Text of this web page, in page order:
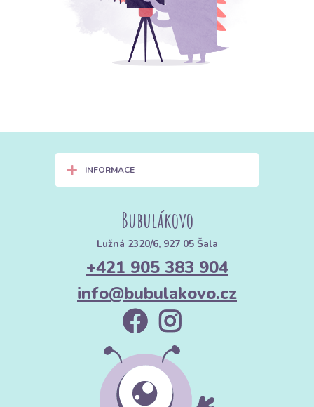
+ INFORMACE
Bubulákovo
Lužná 2320/6, 927 05 Šala
+421 905 383 904
info@bubulakovo.cz